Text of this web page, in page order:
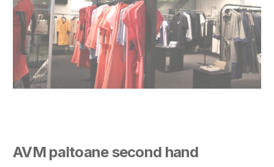
AVM paltoane second hand